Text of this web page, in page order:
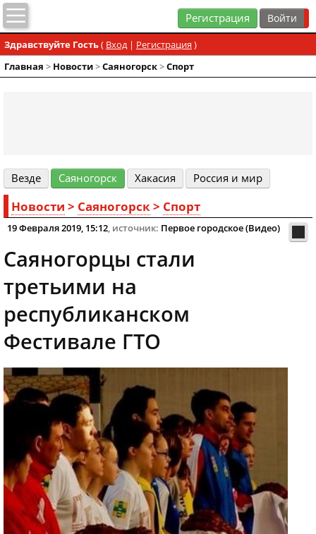
Регистрация
Здравствуйте Гость( Вход| Регистрация )
Главная > Новости>Cаяногорск>Спорт
Везде Cаяногорск Хакасия Россия и мир
Новости > Cаяногорск> Спорт
19 Февраля 2019, 15:12, источник: Первое городское (Видео)
Саяногорцы стали
третьими на
республиканском
Фестивале ГТО